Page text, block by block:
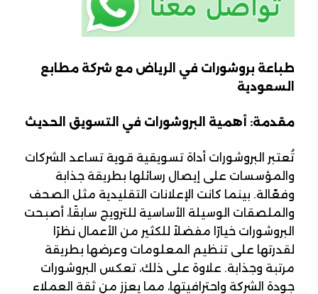
طباعة بروشورات في الرياض مع شركة مطابع
السعودية
مقدمة: أهمية البروشورات في التسويق الحديث
تُعتبر البروشورات أداة تسويقية قوية تساعد الشركات
والمؤسسات على إيصال رسائلها بطريقة جذابة
وفعّالة. بينما كانت الإعلانات التقليدية مثل الصحف
والملصقات الوسيلة الأساسية للترويج سابقًا، أصبحت
البروشورات خيارًا مفضلاً للكثير من الأعمال نظرًا
لقدرتها على تنظيم المعلومات وعرضها بطريقة
مرتبة وجذابة. علاوة على ذلك، تعكس البروشورات
جودة الشركة واحترافيتها، مما يعزز من ثقة العملاء